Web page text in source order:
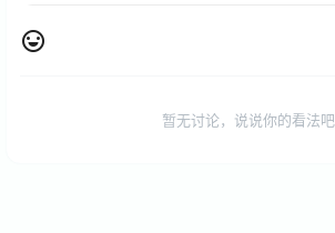
暂无讨论，说说你的看法吧